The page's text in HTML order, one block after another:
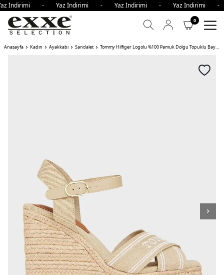
İndirimi - Yaz İndirimi - Yaz İndirimi - Yaz
0
Anasayfa Kadın Ayakkabı Sandalet Tommy Hilfiger Logolu %100 Pamuk Dolgu Topuklu Bayan Sandalet ACC